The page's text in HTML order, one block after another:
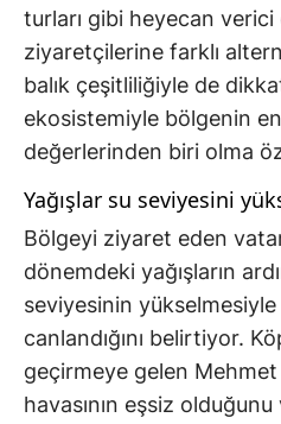
turları gibi heyecan
ziyaretçilerine farklı
balık çeşitliliğiyle de
ekosistemiyle bölgenin
değerlerinden biri olma
Yağışlar su seviyesini
Bölgeyi ziyaret eden
dönemdeki yağışların
seviyesinin
canlandığını belirtiyor.
geçirmeye gelen
havasının eşsiz